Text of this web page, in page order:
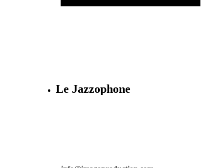
Le Jazzophone